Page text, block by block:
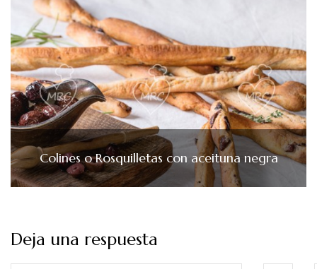
Colines o Rosquilletas con aceituna negra
Deja una respuesta